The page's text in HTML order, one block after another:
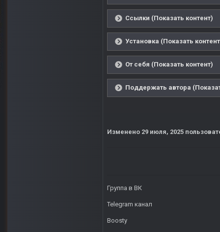
Ссылки (Показать контент)
Установка (Показать
От себя (Показать контент)
Поддержать автора
Изменено 29 июля, 2025
Группа в ВК
Telegram канал
Boosty